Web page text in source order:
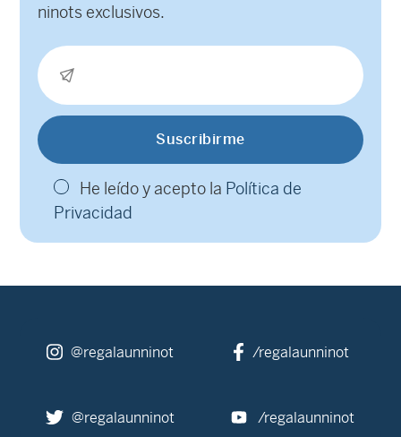
ninots exclusivos.
He leído y acepto la Política de
Privacidad
@regalaunninot /regalaunninot
@regalaunninot /regalaunninot